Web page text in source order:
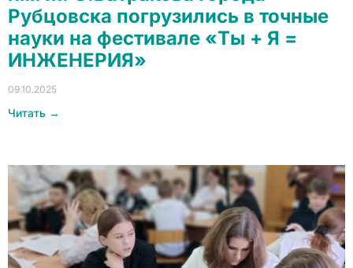
Рубцовска погрузились в точные
науки на фестивале «Ты + Я =
ИНЖЕНЕРИЯ»
09.10.2025
Читать →